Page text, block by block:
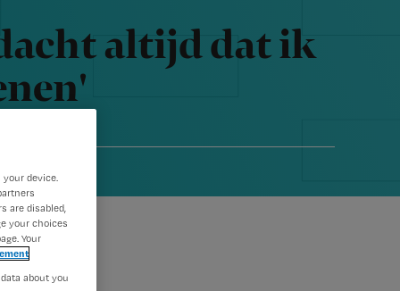
altijd dat ik
device.
are disabled,
your choices
Your
about you